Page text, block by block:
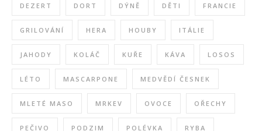
DEZERT DORT DÝNĚ DĚTI FRANCIE
GRILOVÁNÍ HERA HOUBY ITÁLIE
JAHODY KOLÁČ KUŘE KÁVA LOSOS
LÉTO MASCARPONE MEDVĚDÍ ČESNEK
MLETÉ MASO MRKEV OVOCE OŘECHY
PEČIVO PODZIM POLÉVKA RYBA